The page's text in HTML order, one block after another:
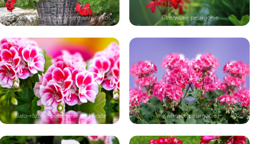
Czerwone pelargonie w kamiennym kos... Czerwone pelargonie
Biało-różowe pelargonie nad wodą Kwitnące pelargonie